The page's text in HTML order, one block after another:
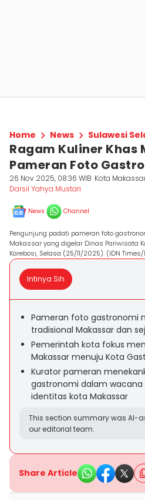
Home News Sulawesi
Ragam Kuliner Khas
Pameran Foto
26 Nov 2025, 08:36 WIB Kota
Darsil Yahya Mustari
News Channel
Pengunjung padati pameran foto
Makassar yang digelar Dinas Pariwisata
Karebosi, Selasa (25/11/2025). (IDN
Intinya Sih
Pameran foto gastronomi
tradisional Makassar dan
Pemerintah kota fokus
Makassar menuju Kota
Kurator pameran
gastronomi dalam wacana
identitas kota Makassar
This section summary was AI-
our editorial team.
Share Article